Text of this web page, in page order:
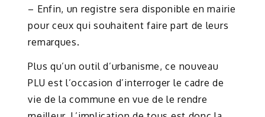
– Enfin, un registre sera disponible en mairie
pour ceux qui souhaitent faire part de leurs
remarques.
Plus qu’un outil d’urbanisme, ce nouveau
PLU est l’occasion d’interroger le cadre de
vie de la commune en vue de le rendre